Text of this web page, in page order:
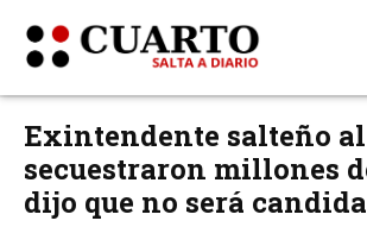
Exintendente salteño
secuestraron millones
dijo que no será